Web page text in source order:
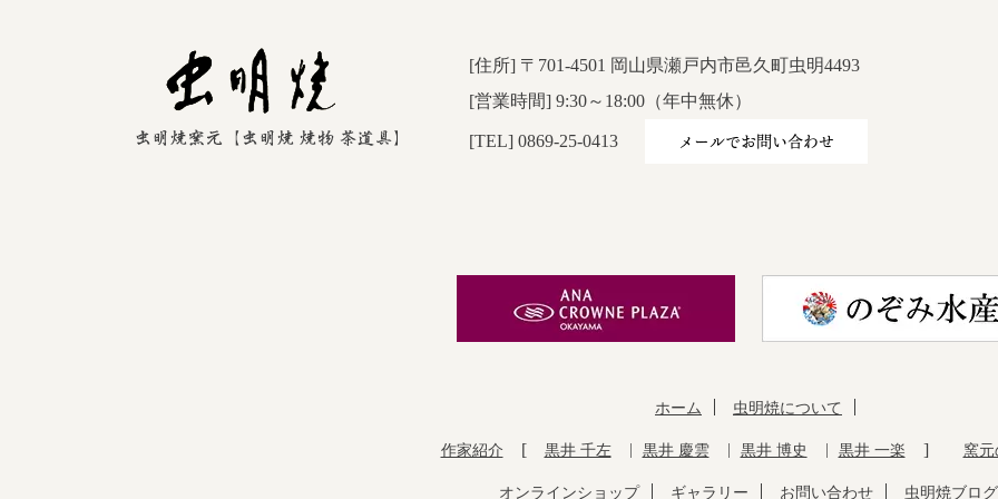
[住所] 〒701-4501 岡山県瀬戸内市邑久町虫明4493
[営業時間] 9:30～18:00（年中無休）
[TEL] 0869-25-0413 メールでお問い合わせ
ホーム 虫明焼について
作家紹介 黒井 千左 黒井 慶雲 黒井 博史 黒井 一楽 窯
オンラインショップ ギャラリー お問い合わせ 虫明焼ブログ